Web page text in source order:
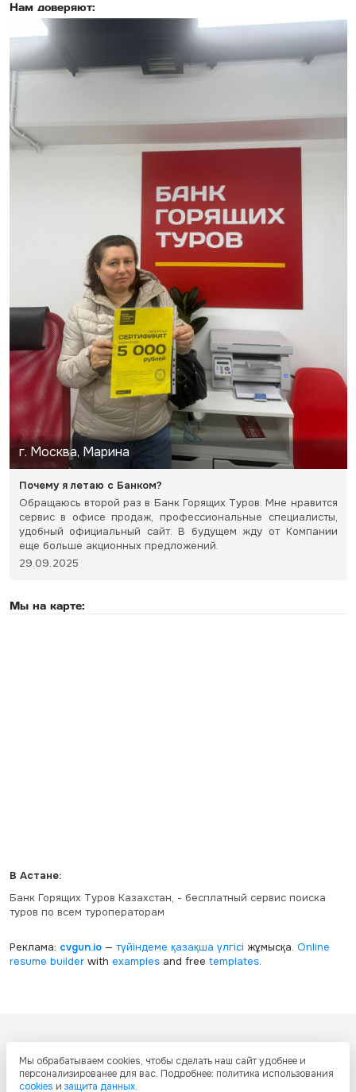
Нам доверяют:
г. Москва, Марина
Почему я летаю с Банком?
Обращаюсь второй раз в Банк Горящих Туров. Мне нравится
сервис в офисе продаж, профессиональные специалисты,
удобный официальный сайт. В будущем жду от Компании
еще больше акционных предложений.
29.09.2025
Мы на карте:
В Астане:
Банк Горящих Туров Казахстан, - бесплатный сервис поиска
туров по всем туроператорам
Реклама: cvgun.io— түйіндеме қазақша үлгісі жұмысқа. Online
resume builderwith examplesand free templates.
графическое содержание, структуру и оформление страниц защищены
международными соглашениями и законодательством Республики
Мы обрабатываем cookies, чтобы сделать наш сайт удобнее и
персонализированее для вас. Подробнее: политика использования
cookies и защита данных.